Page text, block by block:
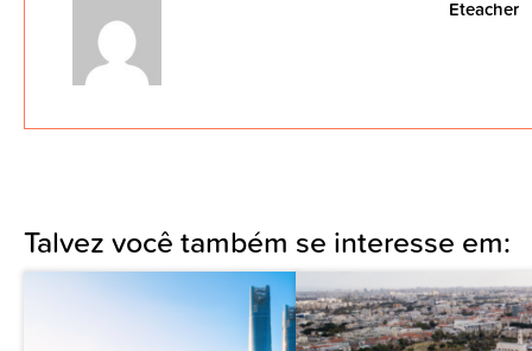
Eteacher
Talvez você também se interesse em: